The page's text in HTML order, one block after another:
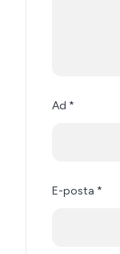
Ad *
E-posta *